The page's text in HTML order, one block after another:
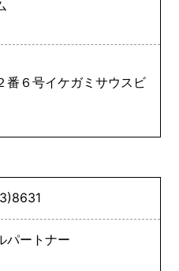
番６号イケガミサウスビ
8631
ートナー